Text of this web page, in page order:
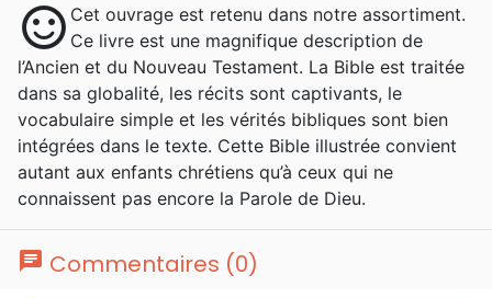
sentiment_satisfied Cet ouvrage est retenu dans notre assortiment.
Ce livre est une magnifique description de
l’Ancien et du Nouveau Testament. La Bible est traitée
dans sa globalité, les récits sont captivants, le
vocabulaire simple et les vérités bibliques sont bien
intégrées dans le texte. Cette Bible illustrée convient
autant aux enfants chrétiens qu’à ceux qui ne
connaissent pas encore la Parole de Dieu.
chat Commentaires (0)